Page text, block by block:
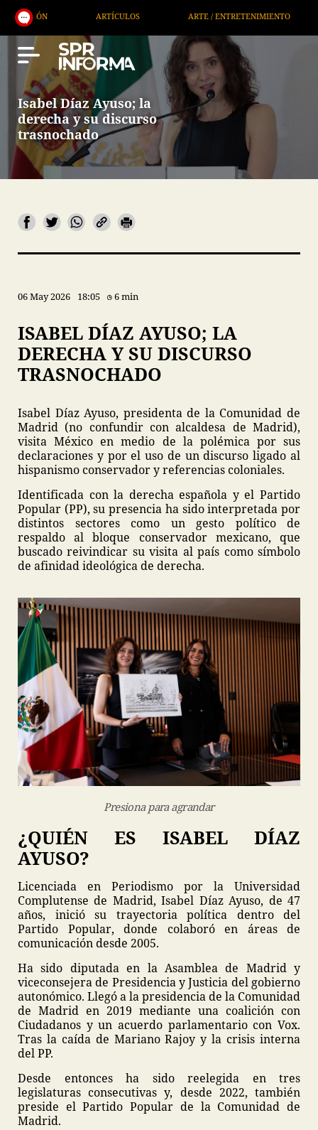
ARTE / ENTRETENIMIENTO ECONOMÍA /
Isabel Díaz Ayuso; la
derecha y su discurso
trasnochado
06 May 2026 18:05 6 min
ISABEL DÍAZ AYUSO; LA
DERECHA Y SU DISCURSO
TRASNOCHADO
Isabel Díaz Ayuso, presidenta de la Comunidad de
Madrid (no confundir con alcaldesa de Madrid),
visita México en medio de la polémica por sus
declaraciones y por el uso de un discurso ligado al
hispanismo conservador y referencias coloniales.
Identificada con la derecha española y el Partido
Popular (PP), su presencia ha sido interpretada por
distintos sectores como un gesto político de
respaldo al bloque conservador mexicano, que
buscado reivindicar su visita al país como símbolo
de afinidad ideológica de derecha.
Presiona para agrandar
¿QUIÉN ES ISABEL DÍAZ
AYUSO?
Licenciada en Periodismo por la Universidad
Complutense de Madrid, Isabel Díaz Ayuso, de 47
años, inició su trayectoria política dentro del
Partido Popular, donde colaboró en áreas de
comunicación desde 2005.
Ha sido diputada en la Asamblea de Madrid y
viceconsejera de Presidencia y Justicia del gobierno
autonómico. Llegó a la presidencia de la Comunidad
de Madrid en 2019 mediante una coalición con
Ciudadanos y un acuerdo parlamentario con Vox.
Tras la caída de Mariano Rajoy y la crisis interna
del PP.
Desde entonces ha sido reelegida en tres
legislaturas consecutivas y, desde 2022, también
preside el Partido Popular de la Comunidad de
Madrid.